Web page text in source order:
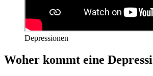
Depressionen
Woher kommt eine